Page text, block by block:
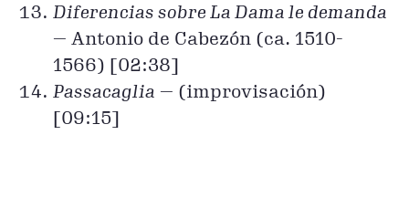
Diferencias sobre La Dama le demanda
— Antonio de Cabezón (ca. 1510-
1566) [02:38]
Passacaglia — (improvisación)
[09:15]